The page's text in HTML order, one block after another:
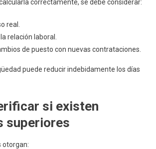
calcularla correctamente, se debe considerar:
real.
relación laboral.
de puesto con nuevas contrataciones.
puede reducir indebidamente los días
si existen
superiores
otorgan: